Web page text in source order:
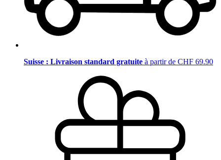
Suisse : Livraison standard gratuite à partir de CHF 69.90